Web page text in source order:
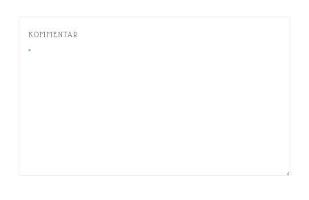
KOMMENTAR
*